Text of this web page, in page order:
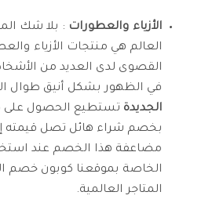
الأزياء والعطورات : بلا شك
العالم هي منتجات الأزياء
القصوى لدى العديد من
في الظهور بشكل أنيق طوال
الجديدة تستطيع الحصول على
مضاعفة هذا الخصم عند
الخاصة بموقعنا كوبون خصم
المتاجر العالمية.